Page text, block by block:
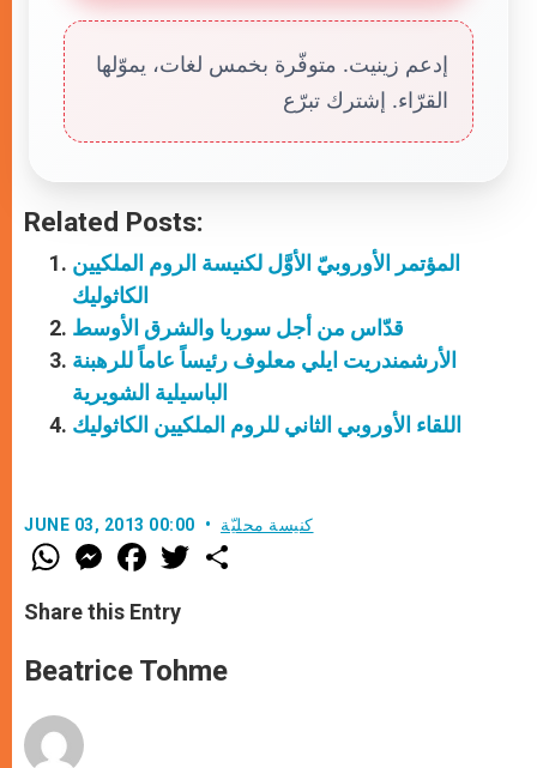
إدعم زينيت. متوفّرة بخمس لغات، يموّلها
القرّاء. إشترك تبرّع
Related Posts:
المؤتمر الأوروبيّ الأوَّل لكنيسة الروم الملكيين
الكاثوليك
قدّاس من أجل سوريا والشرق الأوسط
الأرشمندريت ايلي معلوف رئيساً عاماً للرهبنة
الباسيلية الشويرية
اللقاء الأوروبي الثاني للروم الملكيين الكاثوليك
JUNE 03, 2013 00:00 كنيسة محليّة
W
h
t
s
p
p
M
e
s
e
g
e
F
a
e
b
o
k
w
r
Share this Entry
Beatrice Tohme